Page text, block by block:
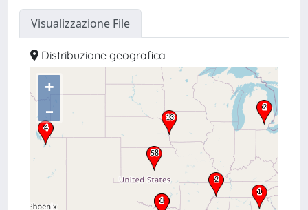
Visualizzazione File
Distribuzione geografica
+
–